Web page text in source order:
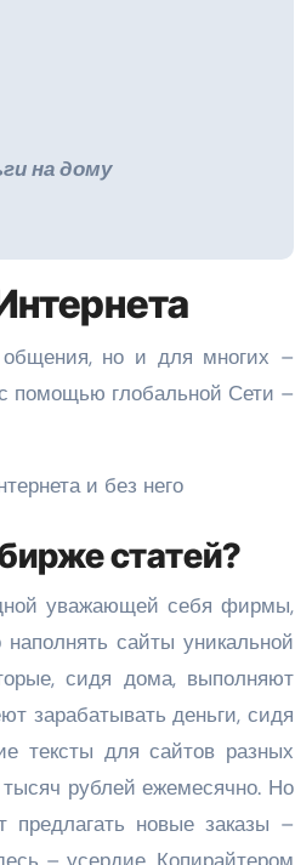
на дому
общения, но и для многих –
помощью глобальной Сети –
статей?
уважающей себя фирмы,
сайты уникальной
сидя дома, выполняют
зарабатывать деньги, сидя
тексты для сайтов разных
рублей ежемесячно. Но
предлагать новые заказы –